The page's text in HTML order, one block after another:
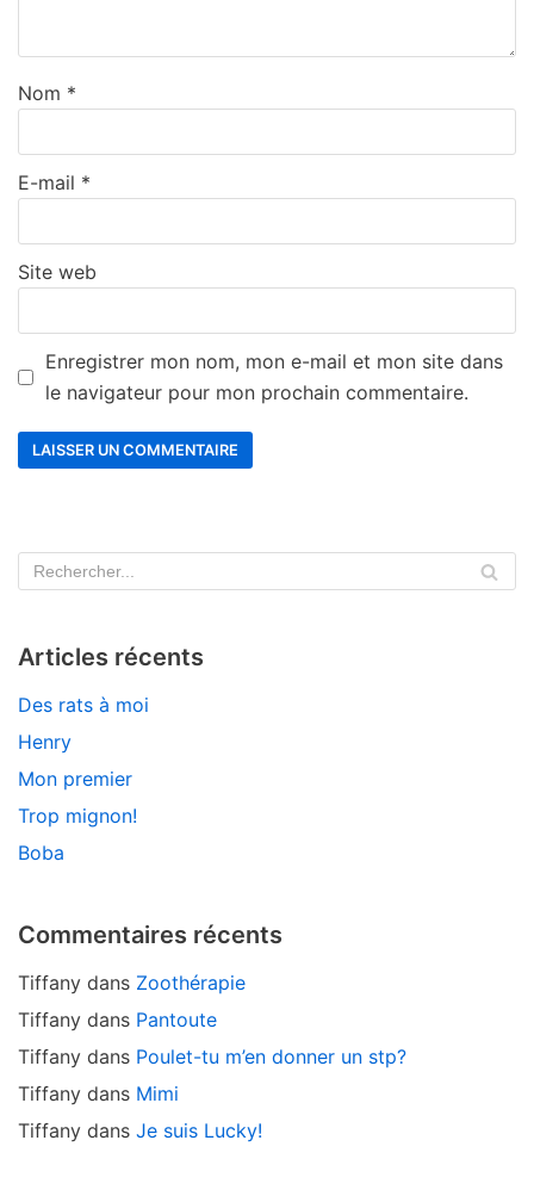
Nom *
E-mail *
Site web
Enregistrer mon nom, mon e-mail et mon site dans
le navigateur pour mon prochain commentaire.
Articles récents
Des rats à moi
Henry
Mon premier
Trop mignon!
Boba
Commentaires récents
Tiffany dans Zoothérapie
Tiffany dans Pantoute
Tiffany dans Poulet-tu m’en donner un stp?
Tiffany dans Mimi
Tiffany dans Je suis Lucky!